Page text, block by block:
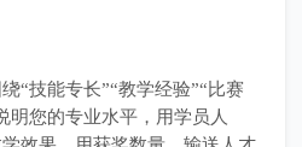
“技能专长”“教学经验”“比赛
明您的专业水平，用学员人